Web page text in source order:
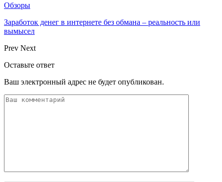
Обзоры
Заработок денег в интернете без обмана – реальность или
вымысел
Prev Next
Оставьте ответ
Ваш электронный адрес не будет опубликован.